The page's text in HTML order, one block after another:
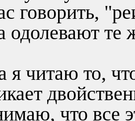
говорить,
одолевают
я читаю то,
что все